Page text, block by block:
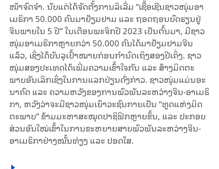
ໜ້າ​ຈົດ​ຈຳ. ນັບ​ແຕ່​ໄດ້ຈັດ​ຕັ້ງ​ການ​ລິ​ເລີ່ມ “​ເຊື້ອ​ເຊີນ​ຊາວ​ໜຸ່ມ​ອາ​
ເມ​ຣິ​ກາ 50.000 ຄົນ​ມາ​ຢ້ຽມ​ຢາມ​ ແລະ ຖອດ​ຖອນ​ບົດ​ຮຽນ​ຢູ່
ຈີນພາຍ​ໃນ 5 ປີ” ​ໃນ​ເດືອນ​ພະ​ຈິກ​ປີ 2023 ເປັນ​ຕົ້ນ​ມາ, ມີ​ຊາວ​
ໜຸ່ມ​ອາ​ເມ​ຣິ​ກາ​ຫຼາຍກວ່າ 50.000 ຄົນ​ໄດ້​ມາ​ຢ້ຽມ​ຢາມ​ຈີນ​
ແລ້ວ, ​ເຊິ່ງໄດ້​ບັນ​ລຸ​ເປົ້າ​ໝາຍ​ກ່ອນ​​ກຳ​ນົດເຖິງ​ສອງ​ປີ​ເຄິ່ງ. ​ຊາວ​
ໜຸ່ມ​ສອງ​ປະ​ເທດ​ໄດ້​ເພີ່ມ​ຄວາມ​ເຂົ້າ​ໃຈ​ກັນ ແລະ ສ້າງ​ມິດ​ຕະ​
ພາບ​ອັນ​ເລິກ​ເຊິ່ງ​ໃນ​ການ​ແລ​ກ​ປ່ຽນ​ດັ່ງ​ກ່າວ. ຊາວ​ໜຸ່ມ​ແມ່ນ​ອະ​
ນາ​ຄົດ ແລະ ຄວາມ​ຫວັງຂອງ​ການ​ພົວ​ພັນ​​ລະ​ຫວ່າງຈີນ-ອາ​ເມ​ຣິ​
ກາ, ຫວັງ​ວ່າ​ຈະ​ມີ​ຊາວ​ໜຸ່ມ​ເຍົາ​ວະ​ຊົນ​​ກາຍ​ເປັນ “ທູດ​ແຫ່ງມິດ​
ຕະ​ພາບ” ຂ້າມ​ມະ​ຫາ​ສະ​ໝຸດ​ປາ​ຊິ​ຟິກ​ຫຼາຍ​ຂຶ້ນ, ແລະ ປະ​ກອບ​
ສ່ວນອັນ​ໃໝ່​ເຂົ້າ​ໃນ​ການ​ຂະ​ຫຍາຍ​ສາຍ​ພົວ​ພັນ​ລະ​ຫວ່າງ​ຈີນ-
ອາ​ເມ​ຣິ​ກາ​ຢ່າງ​ໝັ້ນ​ທ່ຽງ ແລະ ​ປອດ​ໃສ.